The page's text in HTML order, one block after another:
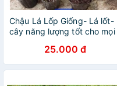
Chậu Lá Lốp Giống- Lá lốt-
cây năng lượng tốt cho mọi
25.000 đ